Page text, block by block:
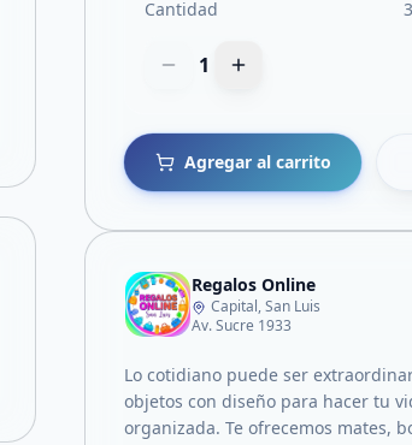
Cantidad
1
Agregar al carrito
Regalos Online
Capital, San Luis
Av. Sucre 1933
Lo cotidiano puede ser
objetos con diseño para hacer tu
organizada. Te ofrecemos mates,